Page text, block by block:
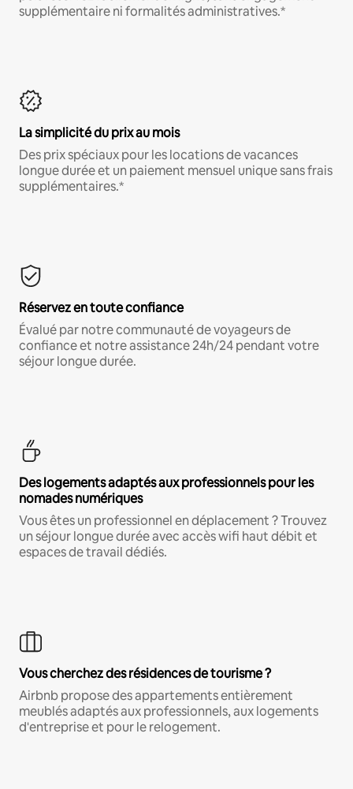
supplémentaire ni formalités administratives.*
La simplicité du prix au mois
Des prix spéciaux pour les locations de vacances
longue durée et un paiement mensuel unique sans frais
supplémentaires.*
Réservez en toute confiance
Évalué par notre communauté de voyageurs de
confiance et notre assistance 24h/24 pendant votre
séjour longue durée.
Des logements adaptés aux professionnels pour les
nomades numériques
Vous êtes un professionnel en déplacement ? Trouvez
un séjour longue durée avec accès wifi haut débit et
espaces de travail dédiés.
Vous cherchez des résidences de tourisme ?
Airbnb propose des appartements entièrement
meublés adaptés aux professionnels, aux logements
d'entreprise et pour le relogement.